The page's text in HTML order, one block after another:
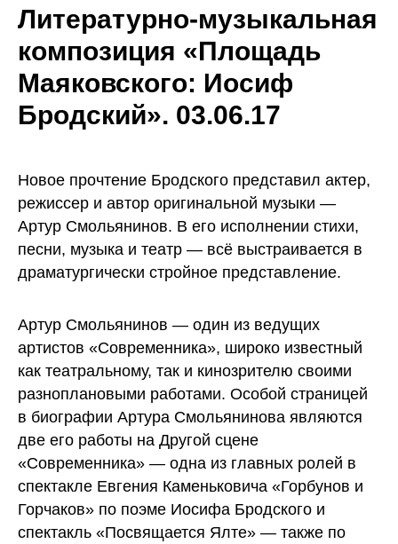
Литературно-музыкальная
композиция «Площадь
Маяковского: Иосиф
Бродский». 03.06.17
Новое прочтение Бродского представил актер,
режиссер и автор оригинальной музыки —
Артур Смольянинов. В его исполнении стихи,
песни, музыка и театр — всё выстраивается в
драматургически стройное представление.
Артур Смольянинов — один из ведущих
артистов «Современника», широко известный
как театральному, так и кинозрителю своими
разноплановыми работами. Особой страницей
в биографии Артура Смольянинова являются
две его работы на Другой сцене
«Современника» — одна из главных ролей в
спектакле Евгения Каменьковича «Горбунов и
Горчаков» по поэме Иосифа Бродского и
спектакль «Посвящается Ялте» — также по